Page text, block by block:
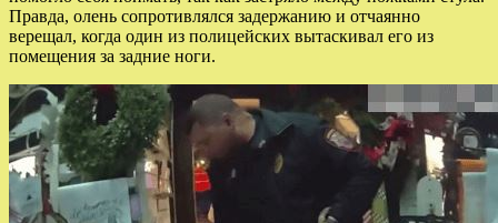
Правда, олень сопротивлялся задержанию и отчаянно
верещал, когда один из полицейских вытаскивал его из
помещения за задние ноги.